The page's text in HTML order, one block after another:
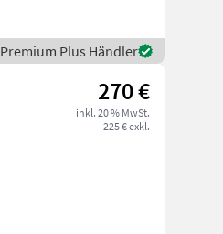
Premium Plus Händler
270 €
inkl. 20 % MwSt.
225 € exkl.